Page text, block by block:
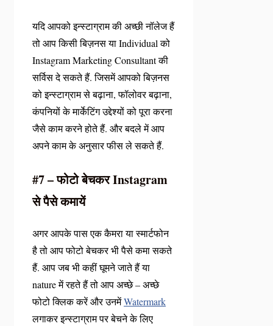
यदि आपको इन्स्टाग्राम की अच्छी नॉलेज हैं
तो आप किसी बिज़नस या Individual को
Instagram Marketing Consultant की
सर्विस दे सकते हैं. जिसमें आपको बिज़नस
को इन्स्टाग्राम से बढ़ाना, फॉलोवर बढ़ाना,
कंपनियों के मार्केटिंग उद्देश्यों को पूरा करना
जैसे काम करने होते हैं. और बदले में आप
अपने काम के अनुसार फीस ले सकते हैं.
#7 – फोटो बेचकर Instagram
से पैसे कमायें
अगर आपके पास एक कैमरा या स्मार्टफोन
है तो आप फोटो बेचकर भी पैसे कमा सकते
हैं. आप जब भी कहीं घूमने जाते हैं या
nature में रहते हैं तो आप अच्छे – अच्छे
फोटो क्लिक करें और उनमेंWatermark
लगाकर इन्स्टाग्राम पर बेचने के लिए